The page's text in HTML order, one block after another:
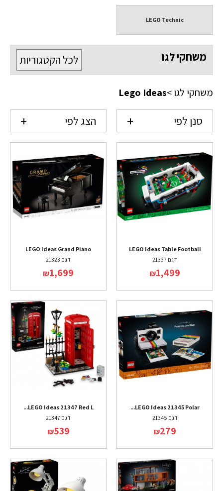
LEGO Technic
לכל הקטגוריות משחקי לגו
משחקי לגו>
Lego Ideas
סנן לפי הצג לפי
LEGO Ideas Table Football
דגם 21337
₪1,499
LEGO Ideas Grand Piano
דגם 21323
₪1,699
LEGO Ideas 21345 Polar...
דגם 21345
₪279
LEGO Ideas 21347 Red L...
דגם 21347
₪539